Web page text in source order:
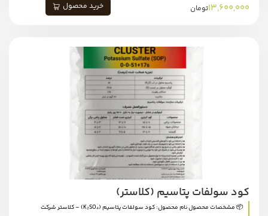
13,600,000تومان خرید محصول
کود سولفات پتاسیم (کلاستر)
📦 مشخصات محصول نام محصول: کود سولفات پتاسیم (K₂SO₄) – کلاستر شرکت